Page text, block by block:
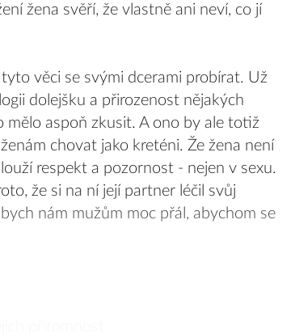
žena svěří, že vlastně ani neví, co jí
věci se svými dcerami probírat. Už
dolejšku a přirozenost nějakých
aspoň zkusit. A ono by ale totiž
chovat jako kreténi. Že žena není
respekt a pozornost - nejen v sexu.
že si na ní její partner léčil svůj
nám mužům moc přál, abychom se